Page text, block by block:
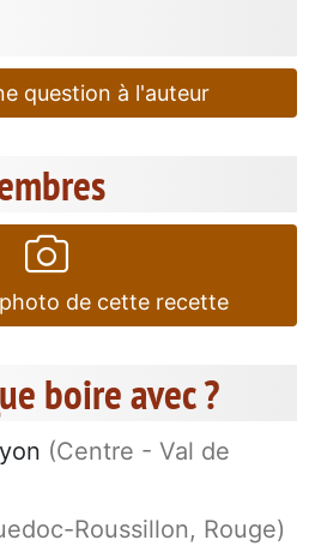
question à l'auteur
de cette recette
boire avec ?
(Centre - Val de
Roussillon, Rouge)